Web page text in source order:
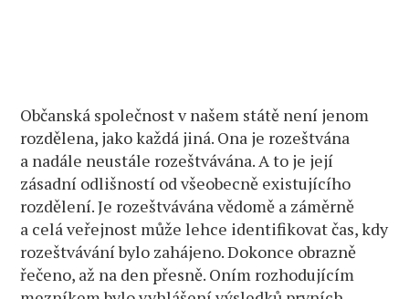
Občanská společnost v našem státě není jenom
rozdělena, jako každá jiná. Ona je rozeštvána
a nadále neustále rozeštvávána. A to je její
zásadní odlišností od všeobecně existujícího
rozdělení. Je rozeštvávána vědomě a záměrně
a celá veřejnost může lehce identifikovat čas, kdy
rozeštvávání bylo zahájeno. Dokonce obrazně
řečeno, až na den přesně. Oním rozhodujícím